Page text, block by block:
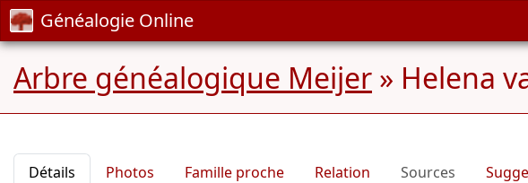
Généalogie Online
Arbre généalogique Meijer » Helena
Détails Photos Famille proche Relation Sources